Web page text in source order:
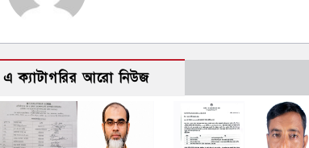
এ ক্যাটাগরির আরো নিউজ